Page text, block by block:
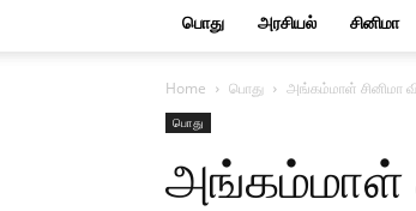
&
பொது அரசியல் சினிமா
Home பொது அங்கம்மாள் சினிமா
பொது
அங்கம்மாள்